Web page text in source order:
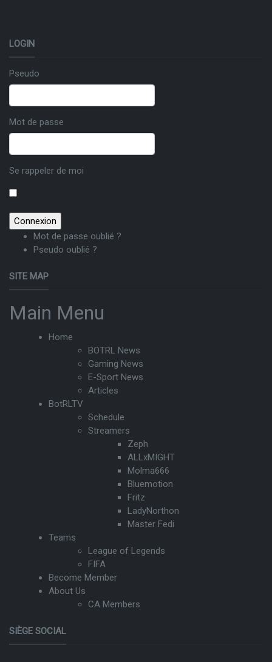
LOGIN
Pseudo
Mot de passe
Se rappeler de moi
Mot de passe oublié ?
Pseudo oublié ?
SITE MAP
Main Menu
Home
BOTRL News
Gaming News
E-Sport News
Articles
BotRLTV
Schedule
Streamers
Zeph
ALLxMIGHT
Molma666
Bluemotion
Fritz
LadyNorthon
Master Fedi
Teams
League of Legends
FIFA
Become Member
About Us
CA Members
SIÈGE SOCIAL